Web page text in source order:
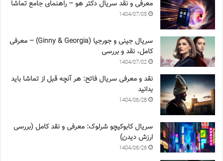
معرفی و نقد سریال دکتر هو – راهنمای جامع تماشا
1404/07/05
سریال جینی و جورجیا (Ginny & Georgia) – معرفی
کامل، نقد و بررسی
1404/07/02
نقد و معرفی سریال فاتح: هر آنچه قبل از تماشا باید
بدانید
1404/06/28
سریال کابوکیچو شرلوک: معرفی و نقد کامل (بررسی
ارزش دیدن)
1404/06/26